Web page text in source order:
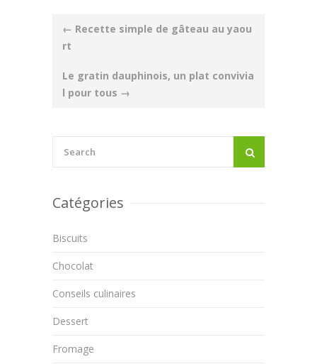
Post
navigation
← Recette simple de gâteau au yaou
rt
Le gratin dauphinois, un plat convivia
l pour tous →
Catégories
Biscuits
Chocolat
Conseils culinaires
Dessert
Fromage